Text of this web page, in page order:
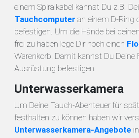
einem Spiralkabel kannst Du z.B.
Tauchcomputer an einem D-Ring
befestigen. Um die Hände bei
frei zu haben lege Dir noch einen
Warenkorb! Damit kannst Du Deine
Ausrüstung befestigen.
Unterwasserkamera
Um Deine Tauch-Abenteuer für
festhalten zu können haben wir
Unterwasserkamera-Angebote